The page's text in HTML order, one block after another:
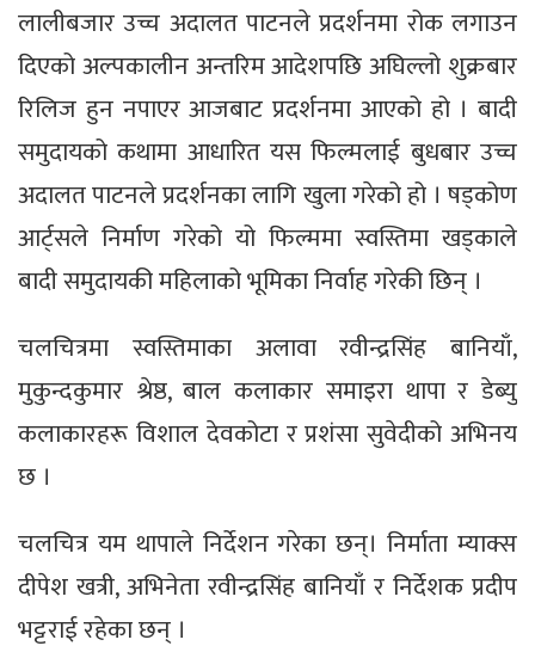
लालीबजार उच्च अदालत पाटनले प्रदर्शनमा रोक लगाउन
दिएको अल्पकालीन अन्तरिम आदेशपछि अघिल्लो शुक्रबार
रिलिज हुन नपाएर आजबाट प्रदर्शनमा आएको हो । बादी
समुदायको कथामा आधारित यस फिल्मलाई बुधबार उच्च
अदालत पाटनले प्रदर्शनका लागि खुला गरेको हो । षड्कोण
आर्ट्सले निर्माण गरेको यो फिल्ममा स्वस्तिमा खड्काले
बादी समुदायकी महिलाको भूमिका निर्वाह गरेकी छिन् ।
चलचित्रमा स्वस्तिमाका अलावा रवीन्द्रसिंह बानियाँ,
मुकुन्दकुमार श्रेष्ठ, बाल कलाकार समाइरा थापा र डेब्यु
कलाकारहरू विशाल देवकोटा र प्रशंसा सुवेदीको अभिनय
छ ।
चलचित्र यम थापाले निर्देशन गरेका छन्। निर्माता म्याक्स
दीपेश खत्री, अभिनेता रवीन्द्रसिंह बानियाँ र निर्देशक प्रदीप
भट्टराई रहेका छन् ।